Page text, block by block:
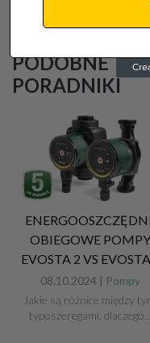
PODOBNE
PORADNIKI
OBIEGOWE POMPY
EVOSTA 2 VS
08.10.2024 | Pompy
Jakie są różnice między
typoszeregami, dlaczego...